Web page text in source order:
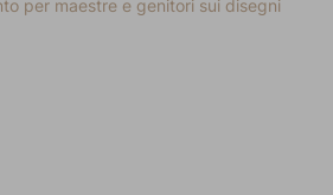
per maestre e genitori sui disegni